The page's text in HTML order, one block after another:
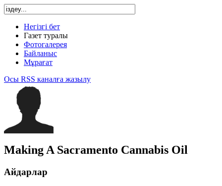
Негізгі бет
Газет туралы
Фотогалерея
Байланыс
Мұрағат
Осы RSS каналға жазылу
Making A Sacramento Cannabis Oil
Айдарлар